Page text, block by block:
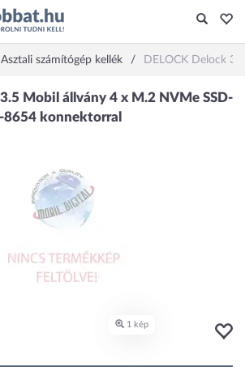
Asztali számítógép kellék DELOCK Delock